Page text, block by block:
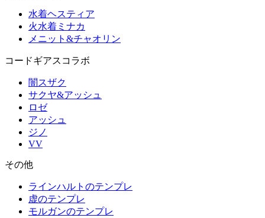
水着ヘスティア
火水着ミナカ
メニット&チャオリン
コードギアスコラボ
闇スザク
サクヤ&アッシュ
ロゼ
アッシュ
ジノ
VV
その他
ラインハルトのテンプレ
虚のテンプレ
モルガンのテンプレ